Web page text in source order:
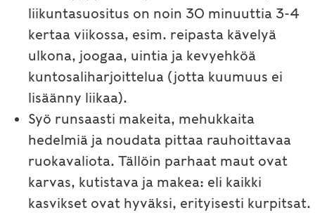
liikuntasuositus on noin 30 minuuttia 3-4
kertaa viikossa, esim. reipasta kävelyä
ulkona, joogaa, uintia ja kevyehköä
kuntosaliharjoittelua (jotta kuumuus ei
lisäänny liikaa).
Syö runsaasti makeita, mehukkaita
hedelmiä ja noudata pittaa rauhoittavaa
ruokavaliota. Tällöin parhaat maut ovat
karvas, kutistava ja makea: eli kaikki
kasvikset ovat hyväksi, erityisesti kurpitsat.